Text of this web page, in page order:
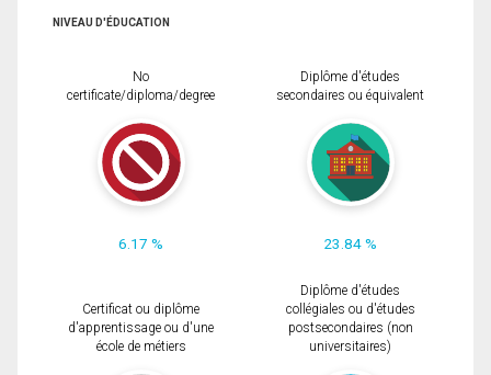
NIVEAU D'ÉDUCATION
No
certificate/diploma/degree
6.17 %
Diplôme d'études
secondaires ou équivalent
23.84 %
Certificat ou diplôme
d'apprentissage ou d'une
école de métiers
Diplôme d'études
collégiales ou d'études
postsecondaires (non
universitaires)